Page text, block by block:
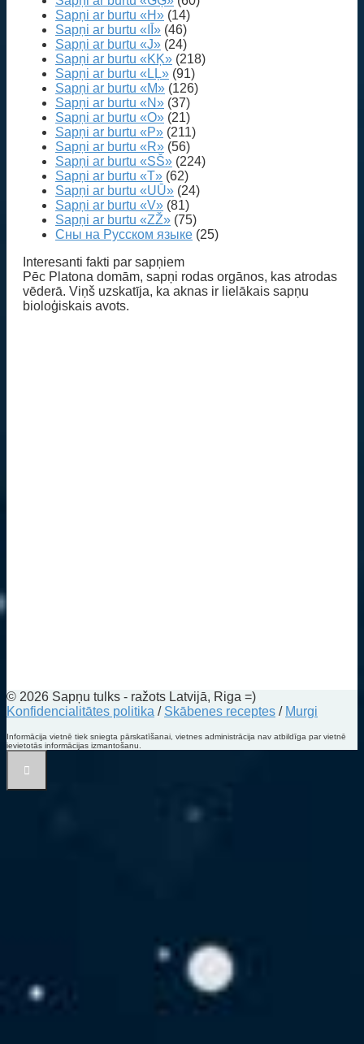
Sapņi ar burtu «H» (14)
Sapņi ar burtu «IĪ» (46)
Sapņi ar burtu «J» (24)
Sapņi ar burtu «KĶ» (218)
Sapņi ar burtu «LĻ» (91)
Sapņi ar burtu «M» (126)
Sapņi ar burtu «N» (37)
Sapņi ar burtu «O» (21)
Sapņi ar burtu «P» (211)
Sapņi ar burtu «R» (56)
Sapņi ar burtu «SŠ» (224)
Sapņi ar burtu «T» (62)
Sapņi ar burtu «UŪ» (24)
Sapņi ar burtu «V» (81)
Sapņi ar burtu «ZŽ» (75)
Сны на Русском языке (25)
Interesanti fakti par sapņiem
Pēc Platona domām, sapņi rodas orgānos, kas atrodas
vēderā. Viņš uzskatīja, ka aknas ir lielākais sapņu
bioloģiskais avots.
© 2026 Sapņu tulks - ražots Latvijā, Riga =)
Konfidencialitātes politika / Skābenes receptes / Murgi
Informācija vietnē tiek sniegta pārskatīšanai, vietnes administrācija nav atbildīga par vietnē
ievietotās informācijas izmantošanu.